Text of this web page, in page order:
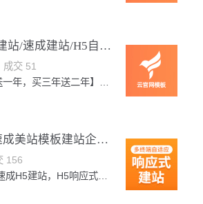
云·官网模板/自助建站/速成建站/H5自助建站/官网模板【金盾服务奖】
成交 51
【H5自助建站】速成美站模板建站企业官网企业商城模板定制
156
智能AI建站平台，云·速成H5建站，H5响应式企业官网建设推荐，自适应电脑平板手机，颠覆传统企业网站风格，打造完美的视觉效果。温馨提示：如您下单后无法找到管理入口，可进入微梦官网->https://www.71net.com（复制访问）->点击右上角(阿里云免登)->查看已购买的产品，如需帮助，请咨询客服。